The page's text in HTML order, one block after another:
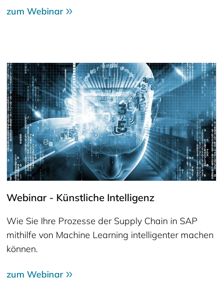
zum Webinar
Webinar - Künstliche Intelligenz
Wie Sie Ihre Prozesse der Supply Chain in SAP
mithilfe von Machine Learning intelligenter machen
können.
zum Webinar